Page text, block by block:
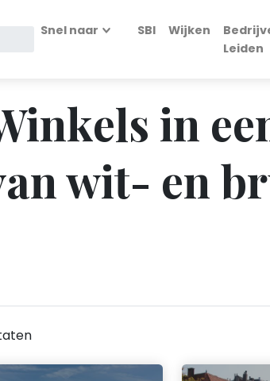
Snel naar SBI Wijken
Leiden
in
wit- en